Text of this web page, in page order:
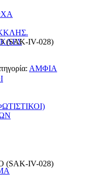
IV-028)
ΑΜΦΙΑ
IV-028)